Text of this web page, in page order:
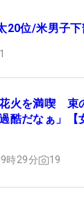
20位/米男子下
1
火を満喫 束
酷だなぁ」
時29分 19